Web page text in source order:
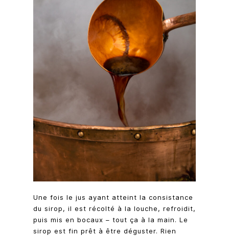
Une fois le jus ayant atteint la consistance
du sirop, il est récolté à la louche, refroidit,
puis mis en bocaux – tout ça à la main. Le
sirop est fin prêt à être déguster. Rien